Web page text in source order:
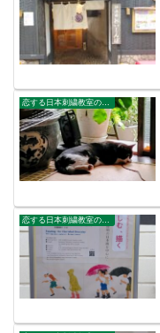
恋する日本刺繍教室のブログ